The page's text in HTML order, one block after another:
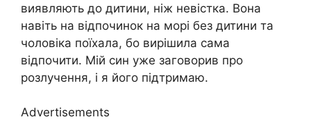
виявляють до дитини, ніж невістка. Вона
навіть на відпочинок на морі без дитини та
чоловіка поїхала, бо вирішила сама
відпочити. Мій син уже заговорив про
розлучення, і я його підтримаю.
Advertisements